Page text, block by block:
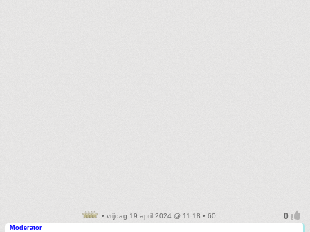
• vrijdag 19 april 2024 @ 11:18 • 60
Moderator